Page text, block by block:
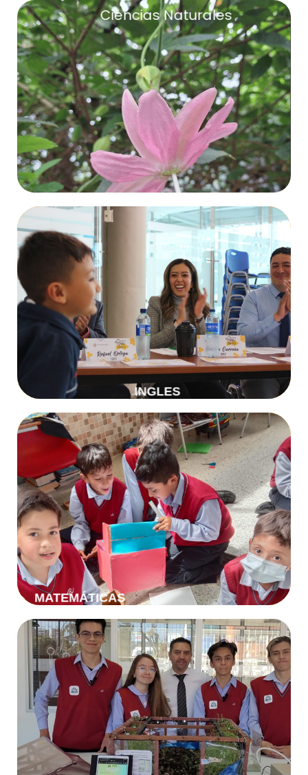
Ciencias Naturales
Ciencias Naturales
Más Información
INGLES
Ingles
Más Información
MATEMÁTICAS
Matemáticas
Más Información
Tecnología e Informática
Más Información